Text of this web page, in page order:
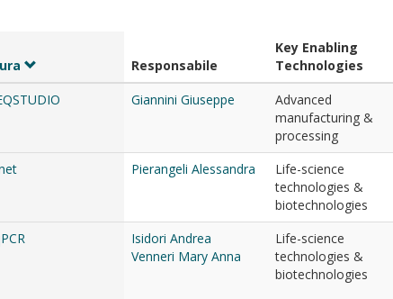
Responsabile
Key Enabling
Technologies
Giannini Giuseppe
Advanced
manufacturing &
processing
Pierangeli Alessandra
Life-science
technologies &
biotechnologies
Isidori Andrea
Venneri Mary Anna
Life-science
technologies &
biotechnologies